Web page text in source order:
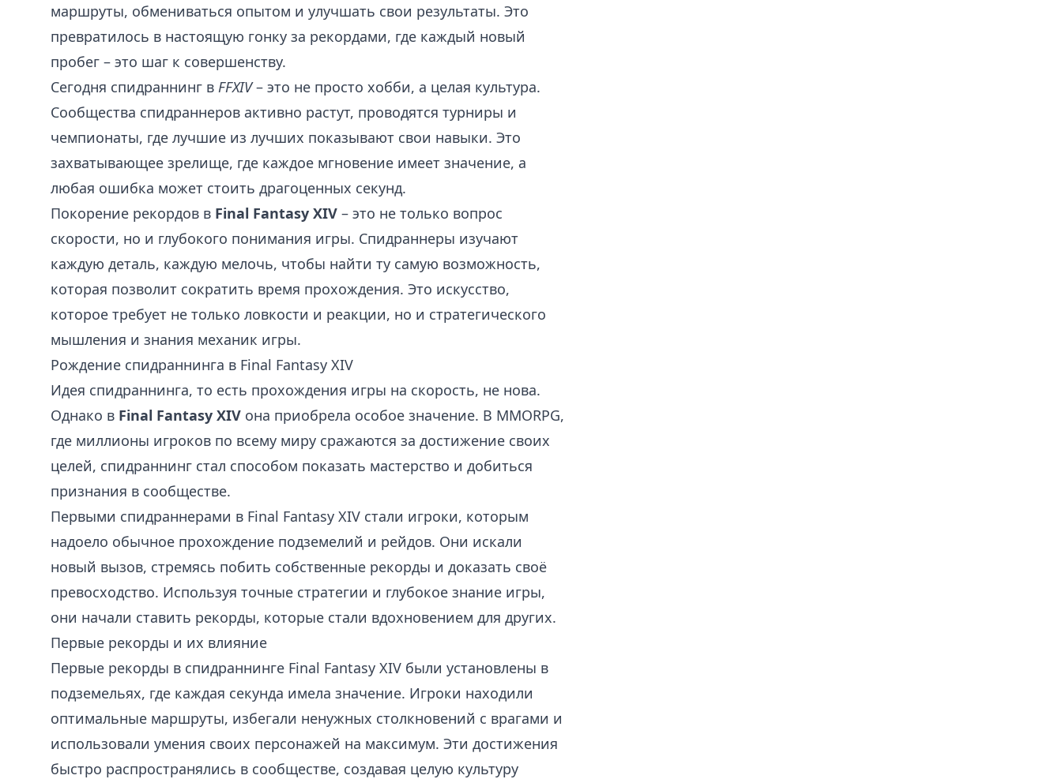
маршруты, обмениваться опытом и улучшать свои результаты. Это
превратилось в настоящую гонку за рекордами, где каждый новый
пробег – это шаг к совершенству.
Сегодня спидраннинг в FFXIV– это не просто хобби, а целая культура.
Сообщества спидраннеров активно растут, проводятся турниры и
чемпионаты, где лучшие из лучших показывают свои навыки. Это
захватывающее зрелище, где каждое мгновение имеет значение, а
любая ошибка может стоить драгоценных секунд.
Покорение рекордов в Final Fantasy XIV – это не только вопрос
скорости, но и глубокого понимания игры. Спидраннеры изучают
каждую деталь, каждую мелочь, чтобы найти ту самую возможность,
которая позволит сократить время прохождения. Это искусство,
которое требует не только ловкости и реакции, но и стратегического
мышления и знания механик игры.
Рождение спидраннинга в Final Fantasy XIV
Идея спидраннинга, то есть прохождения игры на скорость, не нова.
Однако в Final Fantasy XIV она приобрела особое значение. В MMORPG,
где миллионы игроков по всему миру сражаются за достижение своих
целей, спидраннинг стал способом показать мастерство и добиться
признания в сообществе.
Первыми спидраннерами в Final Fantasy XIV стали игроки, которым
надоело обычное прохождение подземелий и рейдов. Они искали
новый вызов, стремясь побить собственные рекорды и доказать своё
превосходство. Используя точные стратегии и глубокое знание игры,
они начали ставить рекорды, которые стали вдохновением для других.
Первые рекорды и их влияние
Первые рекорды в спидраннинге Final Fantasy XIV были установлены в
подземельях, где каждая секунда имела значение. Игроки находили
оптимальные маршруты, избегали ненужных столкновений с врагами и
использовали умения своих персонажей на максимум. Эти достижения
быстро распространялись в сообществе, создавая целую культуру